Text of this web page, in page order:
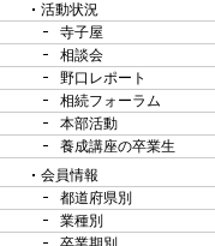
活動状況
寺子屋
相談会
野口レポート
相続フォーラム
本部活動
養成講座の卒業生
会員情報
都道府県別
業種別